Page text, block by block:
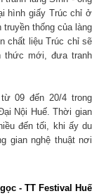
hình giấy Trúc chỉ ở
thống của làng
chất liệu Trúc chỉ sẽ
thức mới, đưa tranh
09 đến 20/4 trong
Nội Huế. Thời gian
đến tối, khi ấy du
gian nghệ thuật nơi
- TT Festival Huế